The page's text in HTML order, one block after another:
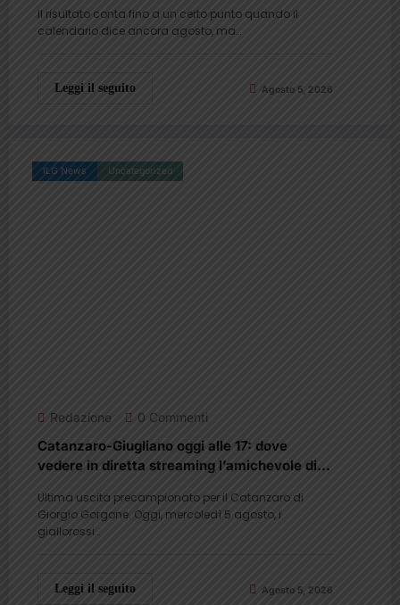
Il risultato conta fino a un certo punto quando il
calendario dice ancora agosto, ma…
Leggi il seguito Agosto 5, 2026
ILG News Uncategorized
Redazione 0 Commenti
Catanzaro-Giugliano oggi alle 17: dove
vedere in diretta streaming l’amichevole di
Ultima uscita precampionato per il Catanzaro di
Giorgio Gorgone. Oggi, mercoledì 5 agosto, i
giallorossi…
Leggi il seguito Agosto 5, 2026